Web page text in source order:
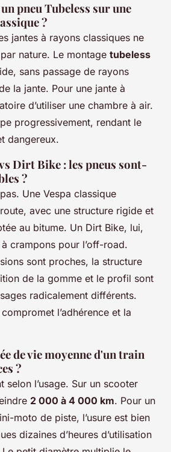
pneu Tubeless sur une
?
jantes à rayons classiques ne
nature. Le montage tubeless
sans passage de rayons
la jante. Pour une jante à
d’utiliser une chambre à air.
progressivement, rendant le
dangereux.
Dirt Bike : les pneus sont-
?
Une Vespa classique
avec une structure rigide et
au bitume. Un Dirt Bike, lui,
crampons pour l’off-road.
sont proches, la structure
de la gomme et le profil sont
radicalement différents.
l’adhérence et la
de vie moyenne d'un train
?
selon l’usage. Sur un scooter
2 000 à 4 000 km. Pour un
moto de piste, l’usure est bien
dizaines d’heures d’utilisation